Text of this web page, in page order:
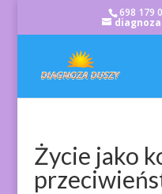
698 179
Życie jako